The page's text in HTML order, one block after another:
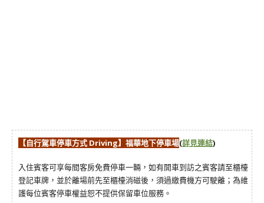
【自行駕車停車方式 Driving】 福華地下停車場(詳見連結)
入住賓客可享每間客房免費停車一輛，如有開車到訪之賓客請至櫃檯
登記車牌，並於離場前先至櫃檯消磁後，須過繳費機方可駛離；為維
護每位賓客停車權益恕不提供保留車位服務。